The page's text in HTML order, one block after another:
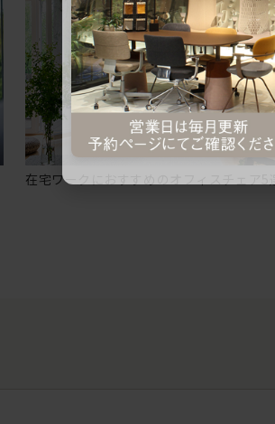
在宅ワークにおすすめのオフィスチェア5選